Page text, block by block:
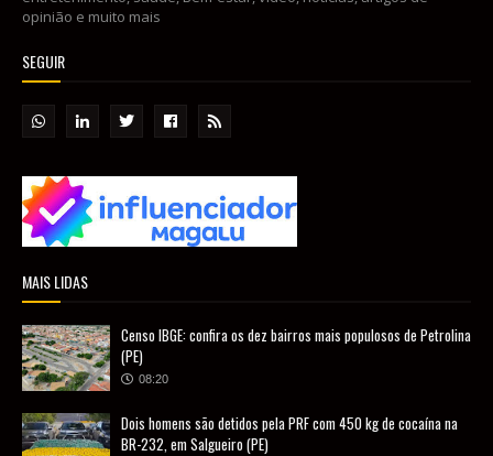
opinião e muito mais
SEGUIR
MAIS LIDAS
Censo IBGE: confira os dez bairros mais populosos de Petrolina
(PE)
08:20
Dois homens são detidos pela PRF com 450 kg de cocaína na
BR-232, em Salgueiro (PE)